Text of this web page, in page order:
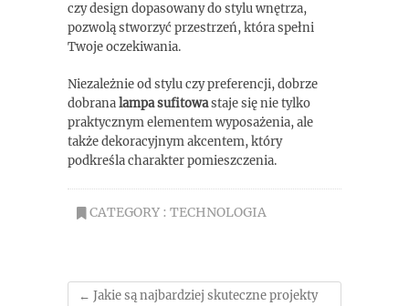
czy design dopasowany do stylu wnętrza,
pozwolą stworzyć przestrzeń, która spełni
Twoje oczekiwania.
Niezależnie od stylu czy preferencji, dobrze
dobranalampa sufitowastaje się nie tylko
praktycznym elementem wyposażenia, ale
także dekoracyjnym akcentem, który
podkreśla charakter pomieszczenia.
CATEGORY : TECHNOLOGIA
← Jakie są najbardziej skuteczne projekty